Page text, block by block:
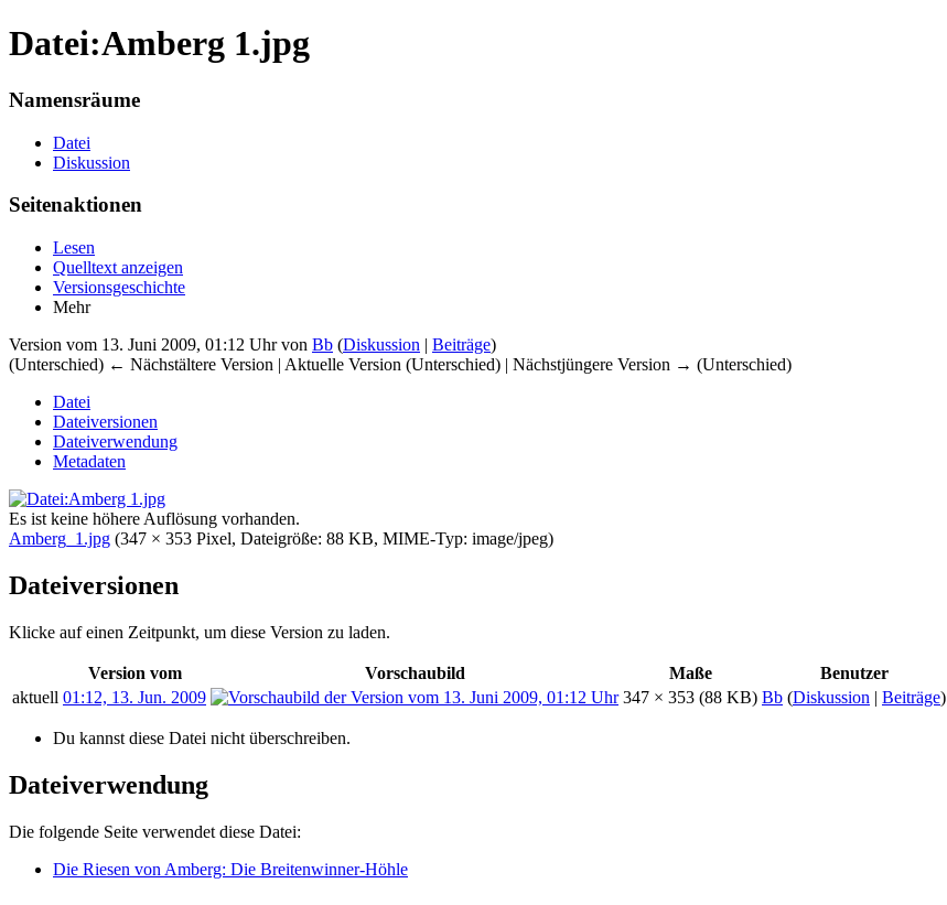
Datei:Amberg 1.jpg
Namensräume
Datei
Diskussion
Seitenaktionen
Lesen
Quelltext anzeigen
Versionsgeschichte
Mehr
Version vom 13. Juni 2009, 01:12 Uhr von Bb (Diskussion | Beiträge)
(Unterschied) ← Nächstältere Version | Aktuelle Version (Unterschied) | Nächstjüngere Version → (Unterschied)
Datei
Dateiversionen
Dateiverwendung
Metadaten
Es ist keine höhere Auflösung vorhanden.
Amberg_1.jpg (347 × 353 Pixel, Dateigröße: 88 KB, MIME-Typ: image/jpeg)
Dateiversionen
Klicke auf einen Zeitpunkt, um diese Version zu laden.
Version vom Vorschaubild Maße Benutzer
aktuell 01:12, 13. Jun. 2009 347 × 353 (88 KB) Bb (Diskussion | Beiträge)
Du kannst diese Datei nicht überschreiben.
Dateiverwendung
Die folgende Seite verwendet diese Datei:
Die Riesen von Amberg: Die Breitenwinner-Höhle